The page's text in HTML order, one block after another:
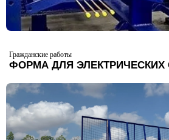
Гражданские работы
ФОРМА ДЛЯ ЭЛЕКТРИЧЕСКИХ